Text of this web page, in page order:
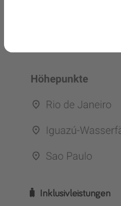
🧳 Inklusivleistungen